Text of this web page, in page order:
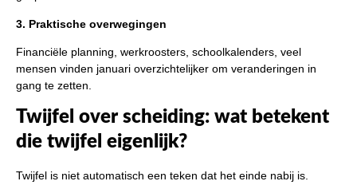
3. Praktische overwegingen
Financiële planning, werkroosters, schoolkalenders, veel
mensen vinden januari overzichtelijker om veranderingen in
gang te zetten.
Twijfel over scheiding: wat betekent
die twijfel eigenlijk?
Twijfel is niet automatisch een teken dat het einde nabij is.